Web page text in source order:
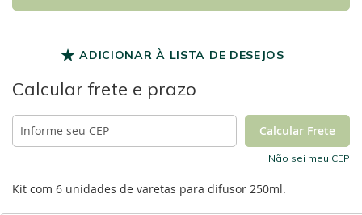
ADICIONAR À LISTA DE DESEJOS
Calcular frete e prazo
Não sei meu CEP
Kit com 6 unidades de varetas para difusor 250ml.